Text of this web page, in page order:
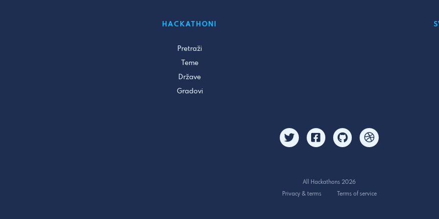
HACKATHONI
Pretraži
Teme
Države
Gradovi
All Hackathons 2026
Privacy & terms
Terms of service